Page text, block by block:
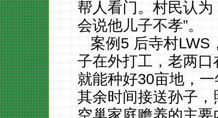
帮人看门。村民认
会说他儿子不孝”。
案例5 后寺村LWS
子在外打工，老两口
就能种好30亩地，
其余时间接送孙子，